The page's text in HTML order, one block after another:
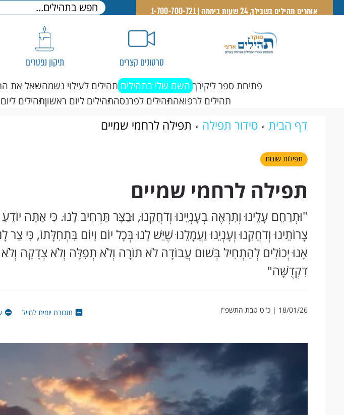
אומרים תהילים בשבילך, 24 שעות ביממה | 1-700-700-721
סרטונים קצרים תיקון נפטרים
פתיחת ספר ליקירך השם שלי בתהילים תהילים לעילוי נשמהשאל את
תהילים לרפואהתהילים לפרנסהתהילים ליום ראשוןתהילים
דף הבית סידור תפילה תפילה לרחמי שמיים
תפילות שונות
תפילה לרחמי שמיים
"וּתְרַחֵם עָלֵינוּ וְתִרְאֶה בְעָנְיֵינוּ וְדֹחֲקֵנוּ, וּבַצָּר תַּרְחִיב לָנוּ. כִּי אַתָּה
צָרוֹתֵינוּ וְדֹחֲקֵנוּ וְעָנְיֵנוּ וַעֲמָלֵנוּ שֶׁיֵּשׁ לָנוּ בְּכָל יוֹם וָיוֹם בִּתְחִלָּתוֹ, כִּי צַר
אָנוּ יְכוֹלִים לְהַתְחִיל בְּשׁוּם עֲבוֹדָה לֹא תוֹרָה וְלֹא תְפִלָּה וְלֹא צְדָקָה
דִקְדֻשָּׁה"
18/01/26 | כ"ט טבת התשפ"ו תזכורת יומית למייל